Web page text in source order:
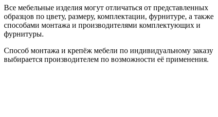
Все мебельные изделия могут отличаться от представленных
образцов по цвету, размеру, комплектации, фурнитуре, а также
способами монтажа и производителями комплектующих и
фурнитуры.
Способ монтажа и крепёж мебели по индивидуальному заказу
выбирается производителем по возможности её применения.